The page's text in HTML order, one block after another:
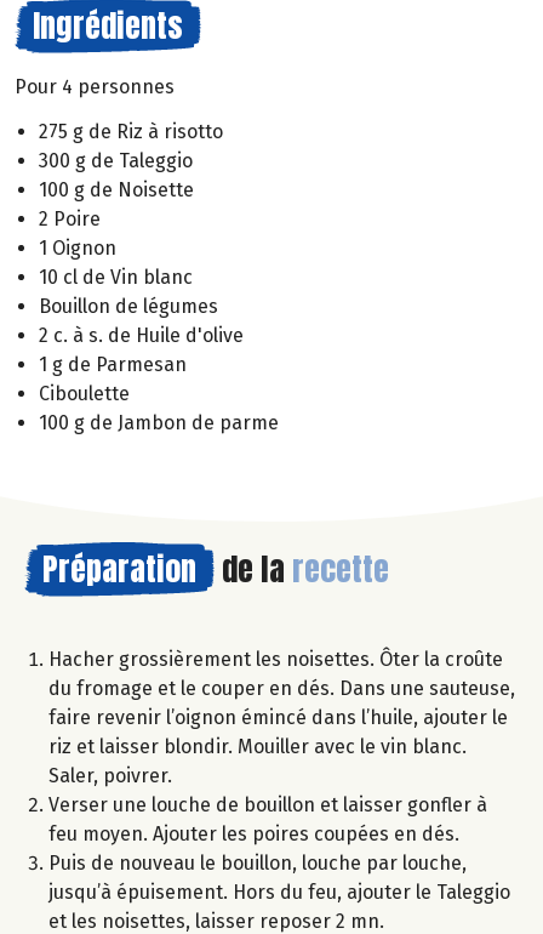
Ingrédients
Pour 4 personnes
275 g de Riz à risotto
300 g de Taleggio
100 g de Noisette
2 Poire
1 Oignon
10 cl de Vin blanc
Bouillon de légumes
2 c. à s. de Huile d'olive
1 g de Parmesan
Ciboulette
100 g de Jambon de parme
Préparation de la recette
Hacher grossièrement les noisettes. Ôter la croûte
du fromage et le couper en dés. Dans une sauteuse,
faire revenir l’oignon émincé dans l’huile, ajouter le
riz et laisser blondir. Mouiller avec le vin blanc.
Saler, poivrer.
Verser une louche de bouillon et laisser gonfler à
feu moyen. Ajouter les poires coupées en dés.
Puis de nouveau le bouillon, louche par louche,
jusqu’à épuisement. Hors du feu, ajouter le Taleggio
et les noisettes, laisser reposer 2 mn.